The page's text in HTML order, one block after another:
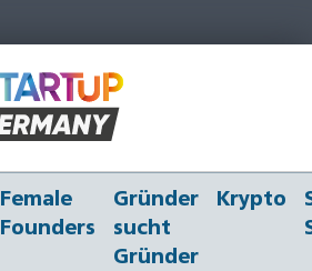
Female
Founders
Gründer
sucht
Gründer
Krypto